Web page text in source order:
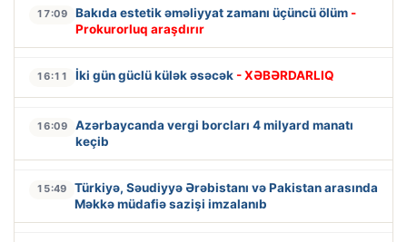
17:09 Bakıda estetik əməliyyat zamanı üçüncü ölüm -
Prokurorluq araşdırır
16:11 İki gün güclü külək əsəcək - XƏBƏRDARLIQ
16:09
Azərbaycanda vergi borcları 4 milyard manatı
keçib
15:49
Türkiyə, Səudiyyə Ərəbistanı və Pakistan arasında
Məkkə müdafiə sazişi imzalanıb